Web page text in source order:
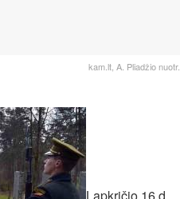
kam.lt, A. Pliadžio nuotr.